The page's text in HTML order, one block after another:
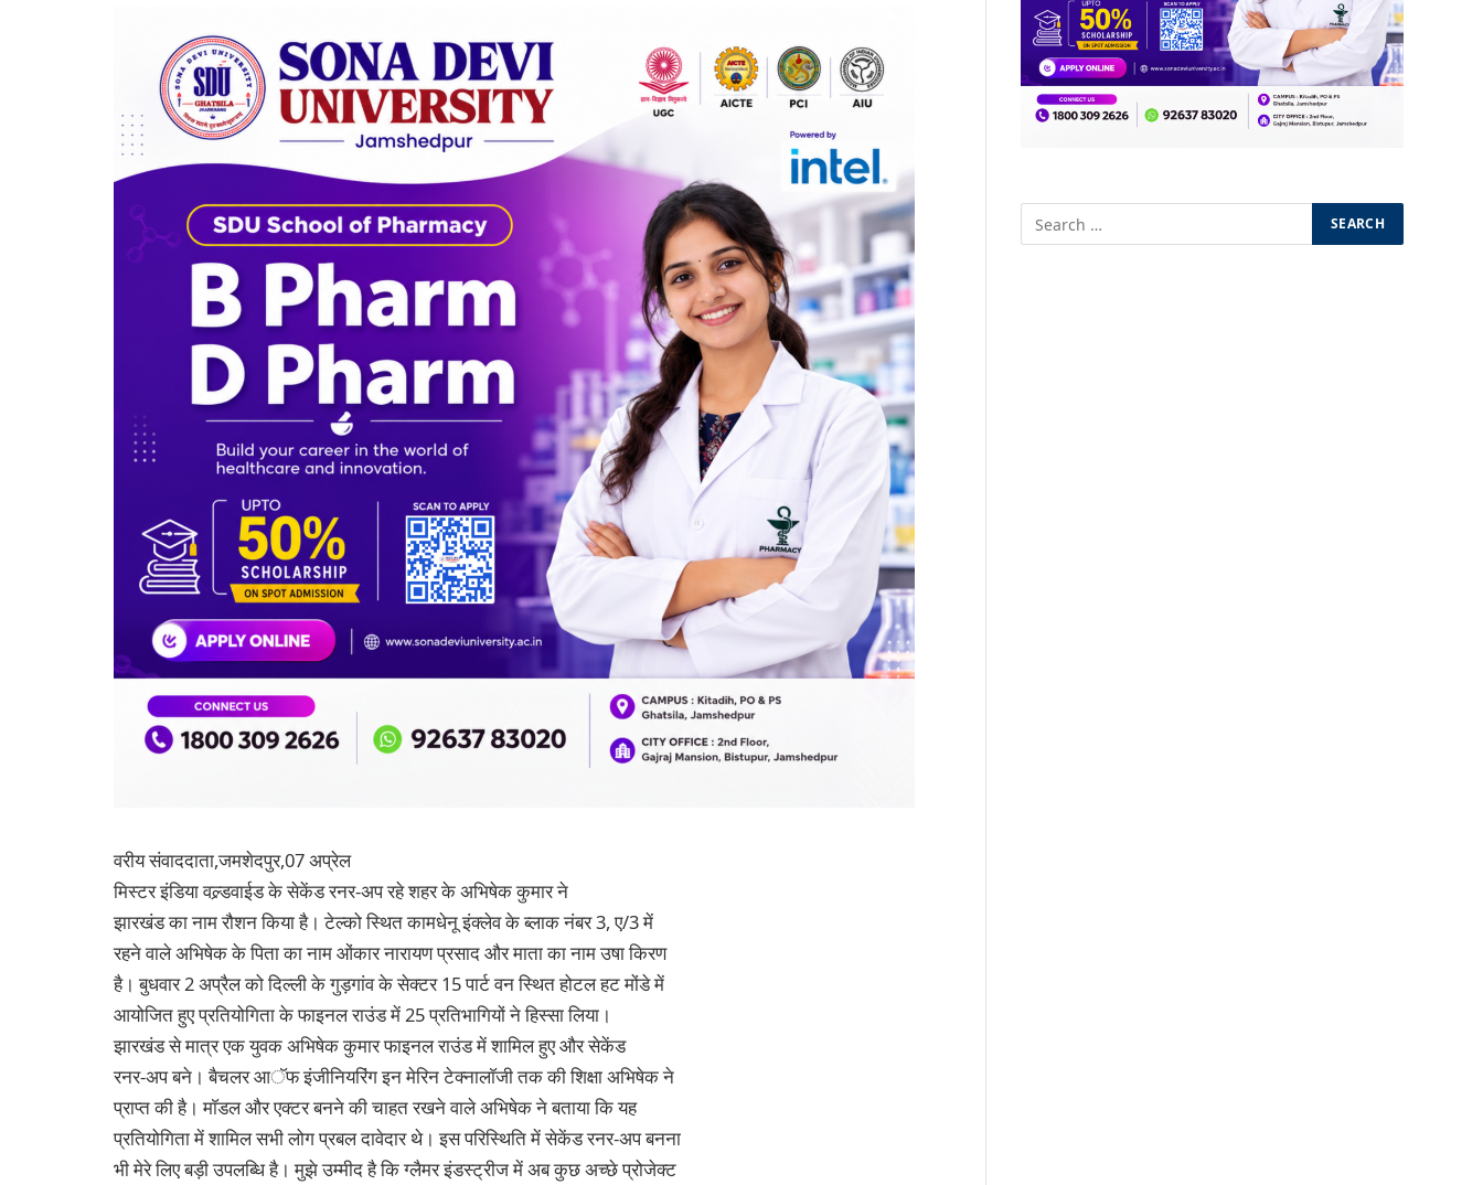
वरीय संवाददाता,जमशेदपुर,07 अप्रेल
मिस्टर इंडिया वल्र्डवाईड के सेकेंड रनर-अप रहे शहर के अभिषेक कुमार ने
झारखंड का नाम रौशन किया है। टेल्को स्थित कामधेनू इंक्लेव के ब्लाक नंबर 3, ए/3 में
रहने वाले अभिषेक के पिता का नाम ओंकार नारायण प्रसाद और माता का नाम उषा किरण
है। बुधवार 2 अप्रैल को दिल्ली के गुड़गांव के सेक्टर 15 पार्ट वन स्थित होटल हट मोंडे में
आयोजित हुए प्रतियोगिता के फाइनल राउंड में 25 प्रतिभागियों ने हिस्सा लिया।
झारखंड से मात्र एक युवक अभिषेक कुमार फाइनल राउंड में शामिल हुए और सेकेंड
रनर-अप बने। बैचलर आॅफ इंजीनियरिंग इन मेरिन टेक्नालाॅजी तक की शिक्षा अभिषेक ने
प्राप्त की है। माॅडल और एक्टर बनने की चाहत रखने वाले अभिषेक ने बताया कि यह
प्रतियोगिता में शामिल सभी लोग प्रबल दावेदार थे। इस परिस्थिति में सेकेंड रनर-अप बनना
भी मेरे लिए बड़ी उपलब्धि है। मुझे उम्मीद है कि ग्लैमर इंडस्ट्रीज में अब कुछ अच्छे प्रोजेक्ट